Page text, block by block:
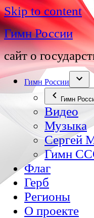
Skip to content
Гимн России
сайт о
Гимн России
Гимн
Видео
Музыка
Сергей
Гимн
Флаг
Герб
Регионы
О проекте